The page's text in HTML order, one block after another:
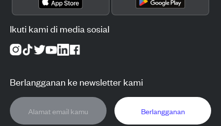
Ikuti kami di media sosial
Berlangganan ke newsletter kami
Berlangganan